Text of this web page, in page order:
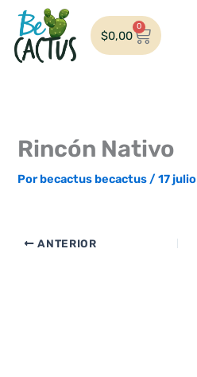
contenido
$0,00
0
Cart
Rincón Nativo
Porbecactus becactus/17 julio
ANTERIOR